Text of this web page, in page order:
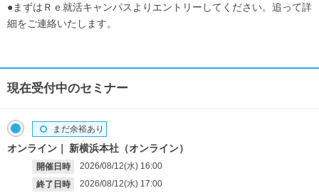
●まずはＲｅ就活キャンパスよりエントリーしてください。追って詳
細をご連絡いたします。
現在受付中のセミナー
オンライン 新横浜本社（オンライン）
開催日時 2026/08/12(水) 16:00
終了日時
2026/08/12(水) 17:00
まだ余裕あり